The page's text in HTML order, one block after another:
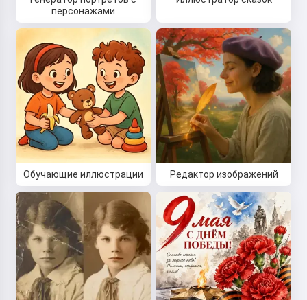
персонажами
Обучающие иллюстрации Редактор изображений